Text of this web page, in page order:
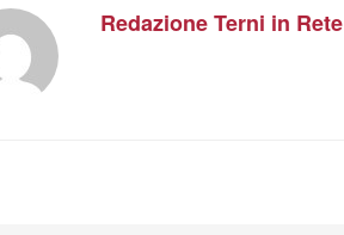
Redazione Terni in Rete